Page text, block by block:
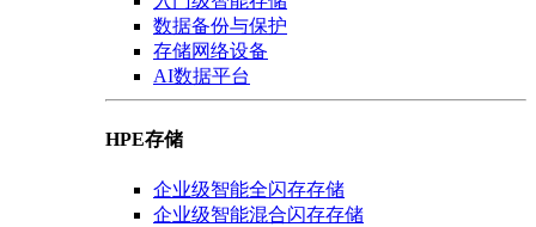
数据备份与保护
存储网络设备
AI数据平台
HPE存储
企业级智能全闪存存储
企业级智能混合闪存存储